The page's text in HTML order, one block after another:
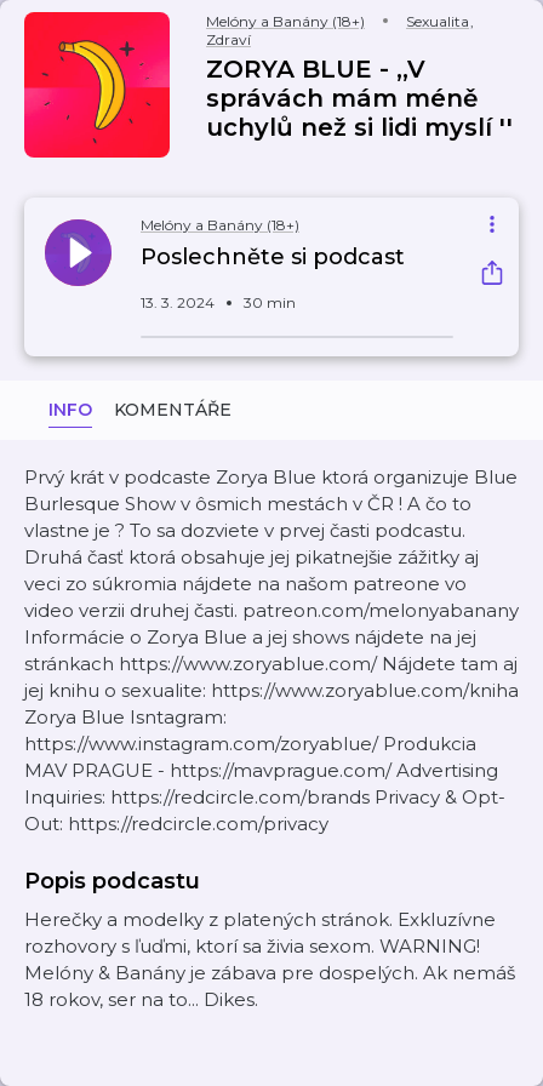
Melóny a Banány (18+) Sexualita,
Zdraví
ZORYA BLUE - ,,V
správách mám méně
uchylů než si lidi myslí ''
Melóny a Banány (18+)
Poslechněte si podcast
13. 3. 2024 30 min
INFO KOMENTÁŘE
Prvý krát v podcaste Zorya Blue ktorá organizuje Blue
Burlesque Show v ôsmich mestách v ČR ! A čo to
vlastne je ? To sa dozviete v prvej časti podcastu.
Druhá časť ktorá obsahuje jej pikatnejšie zážitky aj
veci zo súkromia nájdete na našom patreone vo
video verzii druhej časti. patreon.com/melonyabanany
Informácie o Zorya Blue a jej shows nájdete na jej
stránkach https://www.zoryablue.com/ Nájdete tam aj
jej knihu o sexualite: https://www.zoryablue.com/kniha
Zorya Blue Isntagram:
https://www.instagram.com/zoryablue/ Produkcia
MAV PRAGUE - https://mavprague.com/ Advertising
Inquiries: https://redcircle.com/brands Privacy & Opt-
Out: https://redcircle.com/privacy
Popis podcastu
Herečky a modelky z platených stránok. Exkluzívne
rozhovory s ľuďmi, ktorí sa živia sexom. WARNING!
Melóny & Banány je zábava pre dospelých. Ak nemáš
18 rokov, ser na to... Dikes.